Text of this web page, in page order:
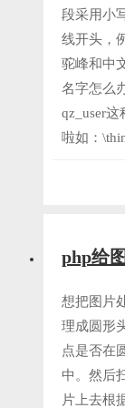
段采用小
线开头，
驼峰和中
名字怎么
qz_user
啦如：
php给
想把图片
理成圆形
点是否在
中。然后
片上去根